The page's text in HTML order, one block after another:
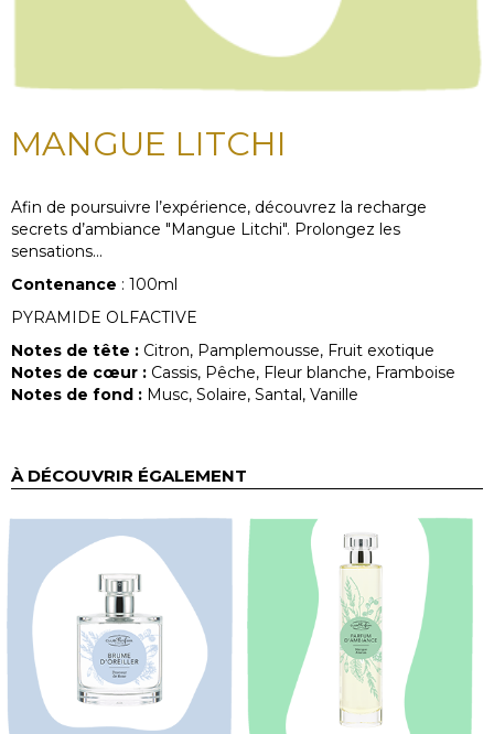
MANGUE LITCHI
Afin de poursuivre l’expérience, découvrez la recharge
secrets d’ambiance "Mangue Litchi". Prolongez les
sensations...
Contenance : 100ml
PYRAMIDE OLFACTIVE
Notes de tête : Citron, Pamplemousse, Fruit exotique
Notes de cœur : Cassis, Pêche, Fleur blanche, Framboise
Notes de fond : Musc, Solaire, Santal, Vanille
À DÉCOUVRIR ÉGALEMENT